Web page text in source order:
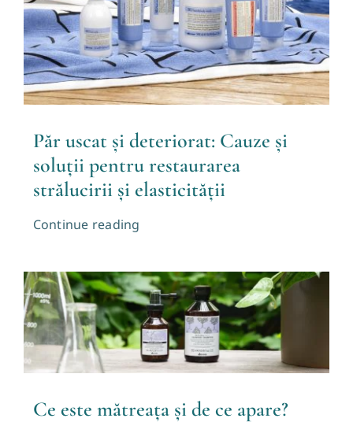
Păr uscat și deteriorat: Cauze și
soluții pentru restaurarea
strălucirii și elasticității
Continue reading
Ce este mătreața și de ce apare?